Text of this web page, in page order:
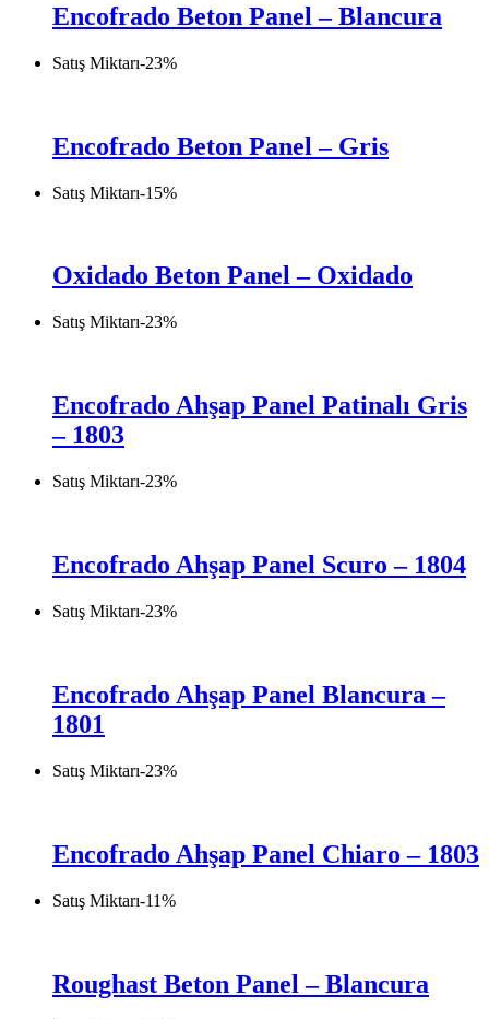
Encofrado Beton Panel – Blancura
Satış Miktarı-23%
Encofrado Beton Panel – Gris
Satış Miktarı-15%
Oxidado Beton Panel – Oxidado
Satış Miktarı-23%
Encofrado Ahşap Panel Patinalı Gris
– 1803
Satış Miktarı-23%
Encofrado Ahşap Panel Scuro – 1804
Satış Miktarı-23%
Encofrado Ahşap Panel Blancura –
1801
Satış Miktarı-23%
Encofrado Ahşap Panel Chiaro – 1803
Satış Miktarı-11%
Roughast Beton Panel – Blancura